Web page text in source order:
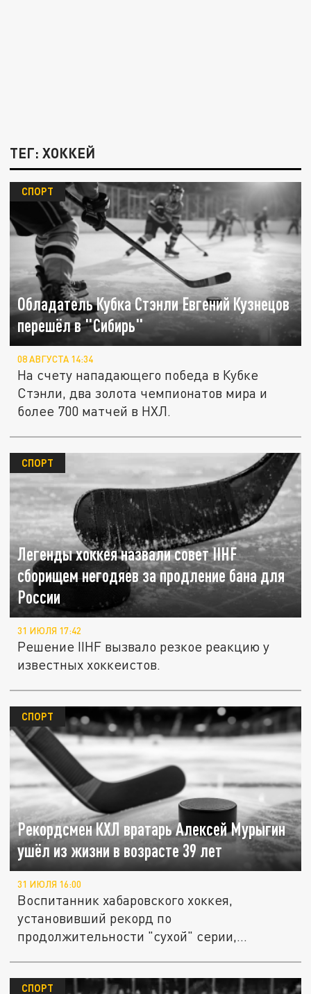
ТЕГ: ХОККЕЙ
Обладатель Кубка Стэнли Евгений Кузнецов
перешёл в "Сибирь"
СПОРТ
08 АВГУСТА 14:34
На счету нападающего победа в Кубке
Стэнли, два золота чемпионатов мира и
более 700 матчей в НХЛ.
Легенды хоккея назвали совет IIHF
сборищем негодяев за продление бана для
России
СПОРТ
31 ИЮЛЯ 17:42
Решение IIHF вызвало резкое реакцию у
известных хоккеистов.
Рекордсмен КХЛ вратарь Алексей Мурыгин
ушёл из жизни в возрасте 39 лет
СПОРТ
31 ИЮЛЯ 16:00
Воспитанник хабаровского хоккея,
установивший рекорд по
продолжительности "сухой" серии,
СПОРТ